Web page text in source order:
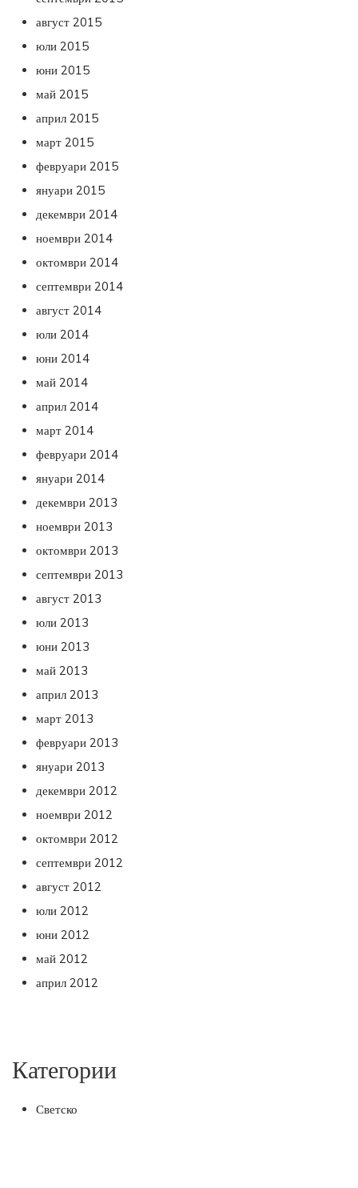
август 2015
юли 2015
юни 2015
май 2015
април 2015
март 2015
февруари 2015
януари 2015
декември 2014
ноември 2014
октомври 2014
септември 2014
август 2014
юли 2014
юни 2014
май 2014
април 2014
март 2014
февруари 2014
януари 2014
декември 2013
ноември 2013
октомври 2013
септември 2013
август 2013
юли 2013
юни 2013
май 2013
април 2013
март 2013
февруари 2013
януари 2013
декември 2012
ноември 2012
октомври 2012
септември 2012
август 2012
юли 2012
юни 2012
май 2012
април 2012
Категории
Светско